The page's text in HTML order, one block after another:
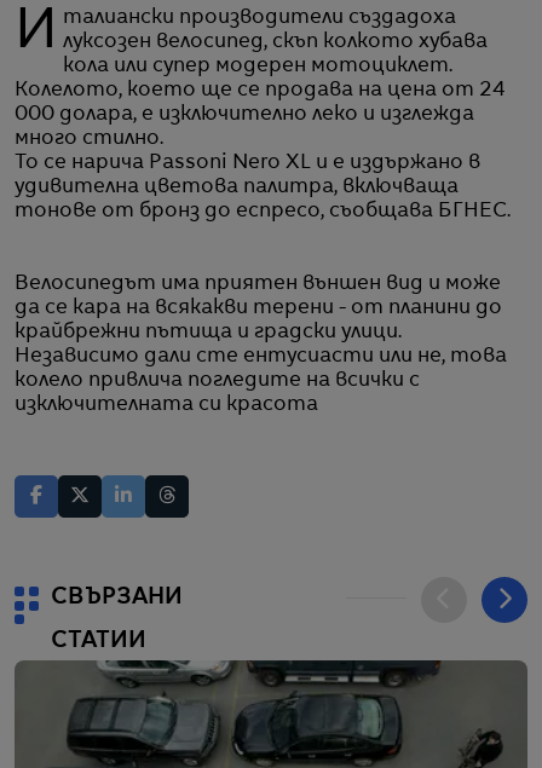
Италиански производители създадоха луксозен велосипед, скъп колкото хубава
кола или супер модерен мотоциклет.
Колелото, което ще се продава на цена от 24
000 долара, е изключително леко и изглежда
много стилно.
То се нарича Passoni Nero XL и е издържано в
удивителна цветова палитра, включваща
тонове от бронз до еспресо, съобщава БГНЕС.
Велосипедът има приятен външен вид и може
да се кара на всякакви терени - от планини до
крайбрежни пътища и градски улици.
Независимо дали сте ентусиасти или не, това
колело привлича погледите на всички с
изключителната си красота
СВЪРЗАНИ
СТАТИИ